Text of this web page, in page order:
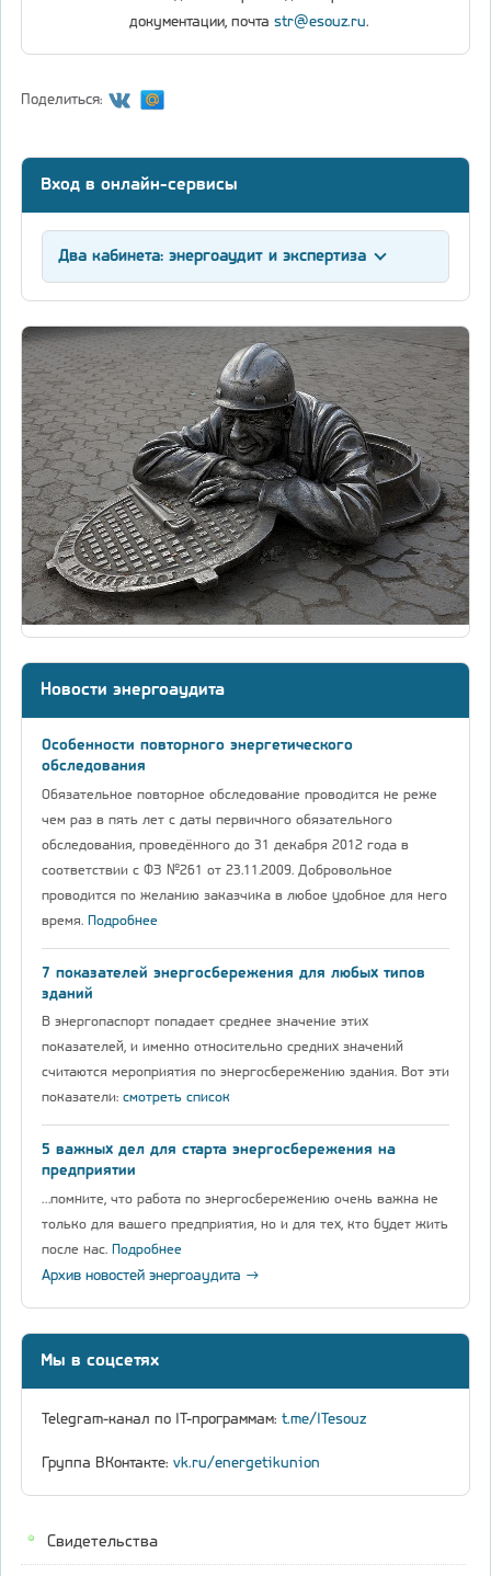
Свидетельства
документации, почта str@esouz.ru.
Поделиться:
Вход в онлайн-сервисы
Два кабинета: энергоаудит и экспертиза
Новости энергоаудита
Особенности повторного энергетического
обследования
Обязательное повторное обследование проводится не реже
чем раз в пять лет с даты первичного обязательного
обследования, проведённого до 31 декабря 2012 года в
соответствии с ФЗ №261 от 23.11.2009. Добровольное
проводится по желанию заказчика в любое удобное для него
время. Подробнее
7 показателей энергосбережения для любых типов
зданий
В энергопаспорт попадает среднее значение этих
показателей, и именно относительно средних значений
считаются мероприятия по энергосбережению здания. Вот эти
показатели: смотреть список
5 важных дел для старта энергосбережения на
предприятии
…помните, что работа по энергосбережению очень важна не
только для вашего предприятия, но и для тех, кто будет жить
после нас. Подробнее
Архив новостей энергоаудита →
Мы в соцсетях
Telegram-канал по IT-программам: t.me/ITesouz
Группа ВКонтакте: vk.ru/energetikunion